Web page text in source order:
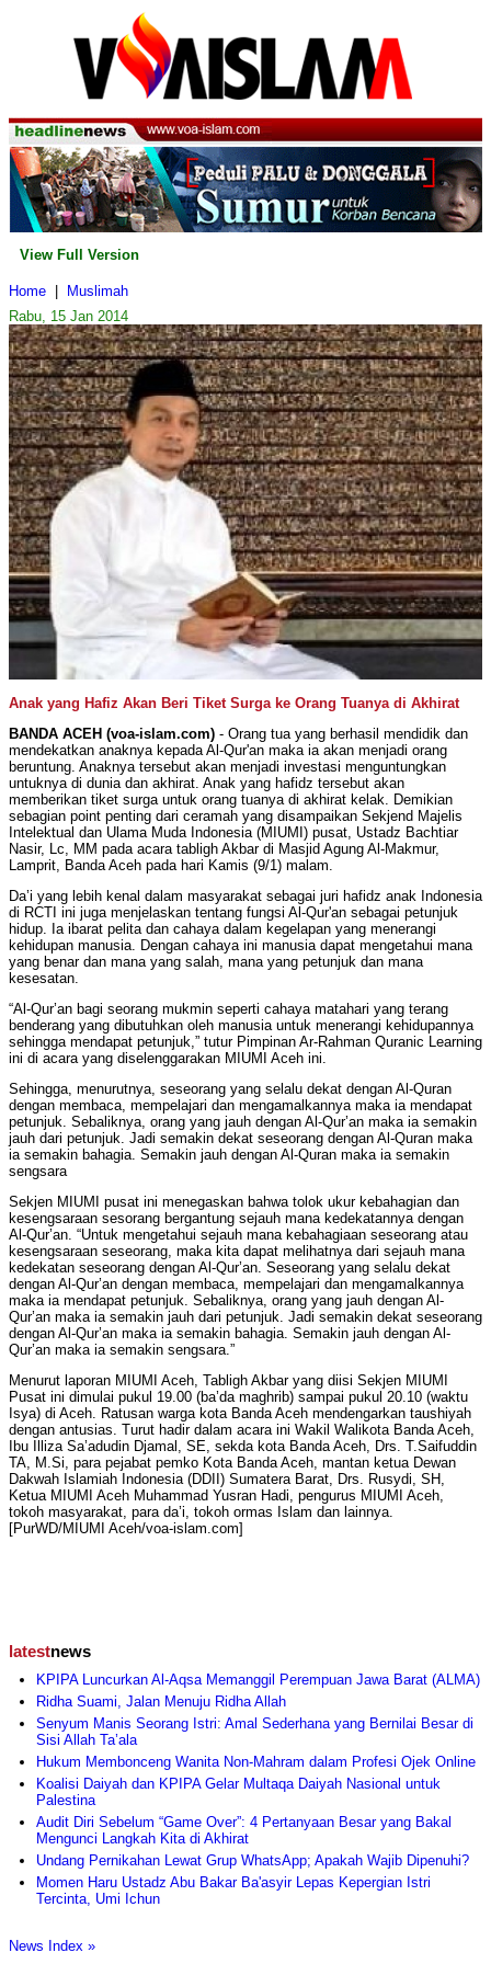
View Full Version
Home
Muslimah
Rabu, 15 Jan 2014
Anak yang Hafiz Akan Beri Tiket Surga ke Orang Tuanya di Akhirat
BANDA ACEH (voa-islam.com) - Orang tua yang berhasil mendidik dan
mendekatkan anaknya kepada Al-Qur'an maka ia akan menjadi orang
beruntung. Anaknya tersebut akan menjadi investasi menguntungkan
untuknya di dunia dan akhirat. Anak yang hafidz tersebut akan
memberikan tiket surga untuk orang tuanya di akhirat kelak. Demikian
sebagian point penting dari ceramah yang disampaikan Sekjend Majelis
Intelektual dan Ulama Muda Indonesia (MIUMI) pusat, Ustadz Bachtiar
Nasir, Lc, MM pada acara tabligh Akbar di Masjid Agung Al-Makmur,
Lamprit, Banda Aceh pada hari Kamis (9/1) malam.
Da’i yang lebih kenal dalam masyarakat sebagai juri hafidz anak Indonesia
di RCTI ini juga menjelaskan tentang fungsi Al-Qur'an sebagai petunjuk
hidup. Ia ibarat pelita dan cahaya dalam kegelapan yang menerangi
kehidupan manusia. Dengan cahaya ini manusia dapat mengetahui mana
yang benar dan mana yang salah, mana yang petunjuk dan mana
kesesatan.
“Al-Qur’an bagi seorang mukmin seperti cahaya matahari yang terang
benderang yang dibutuhkan oleh manusia untuk menerangi kehidupannya
sehingga mendapat petunjuk,” tutur Pimpinan Ar-Rahman Quranic Learning
ini di acara yang diselenggarakan MIUMI Aceh ini.
Sehingga, menurutnya, seseorang yang selalu dekat dengan Al-Quran
dengan membaca, mempelajari dan mengamalkannya maka ia mendapat
petunjuk. Sebaliknya, orang yang jauh dengan Al-Qur’an maka ia semakin
jauh dari petunjuk. Jadi semakin dekat seseorang dengan Al-Quran maka
ia semakin bahagia. Semakin jauh dengan Al-Quran maka ia semakin
sengsara
Sekjen MIUMI pusat ini menegaskan bahwa tolok ukur kebahagian dan
kesengsaraan sesorang bergantung sejauh mana kedekatannya dengan
Al-Qur’an. “Untuk mengetahui sejauh mana kebahagiaan seseorang atau
kesengsaraan seseorang, maka kita dapat melihatnya dari sejauh mana
kedekatan seseorang dengan Al-Qur’an. Seseorang yang selalu dekat
dengan Al-Qur’an dengan membaca, mempelajari dan mengamalkannya
maka ia mendapat petunjuk. Sebaliknya, orang yang jauh dengan Al-
Qur’an maka ia semakin jauh dari petunjuk. Jadi semakin dekat seseorang
dengan Al-Qur’an maka ia semakin bahagia. Semakin jauh dengan Al-
Qur’an maka ia semakin sengsara.”
Menurut laporan MIUMI Aceh, Tabligh Akbar yang diisi Sekjen MIUMI
Pusat ini dimulai pukul 19.00 (ba’da maghrib) sampai pukul 20.10 (waktu
Isya) di Aceh. Ratusan warga kota Banda Aceh mendengarkan taushiyah
dengan antusias. Turut hadir dalam acara ini Wakil Walikota Banda Aceh,
Ibu Illiza Sa’adudin Djamal, SE, sekda kota Banda Aceh, Drs. T.Saifuddin
TA, M.Si, para pejabat pemko Kota Banda Aceh, mantan ketua Dewan
Dakwah Islamiah Indonesia (DDII) Sumatera Barat, Drs. Rusydi, SH,
Ketua MIUMI Aceh Muhammad Yusran Hadi, pengurus MIUMI Aceh,
tokoh masyarakat, para da’i, tokoh ormas Islam dan lainnya.
[PurWD/MIUMI Aceh/voa-islam.com]
latestnews
KPIPA Luncurkan Al-Aqsa Memanggil Perempuan Jawa Barat (ALMA)
Ridha Suami, Jalan Menuju Ridha Allah
Senyum Manis Seorang Istri: Amal Sederhana yang Bernilai Besar di
Sisi Allah Ta’ala
Hukum Membonceng Wanita Non-Mahram dalam Profesi Ojek Online
Koalisi Daiyah dan KPIPA Gelar Multaqa Daiyah Nasional untuk
Palestina
Audit Diri Sebelum “Game Over”: 4 Pertanyaan Besar yang Bakal
Mengunci Langkah Kita di Akhirat
Undang Pernikahan Lewat Grup WhatsApp; Apakah Wajib Dipenuhi?
Momen Haru Ustadz Abu Bakar Ba'asyir Lepas Kepergian Istri
Tercinta, Umi Ichun
News Index »